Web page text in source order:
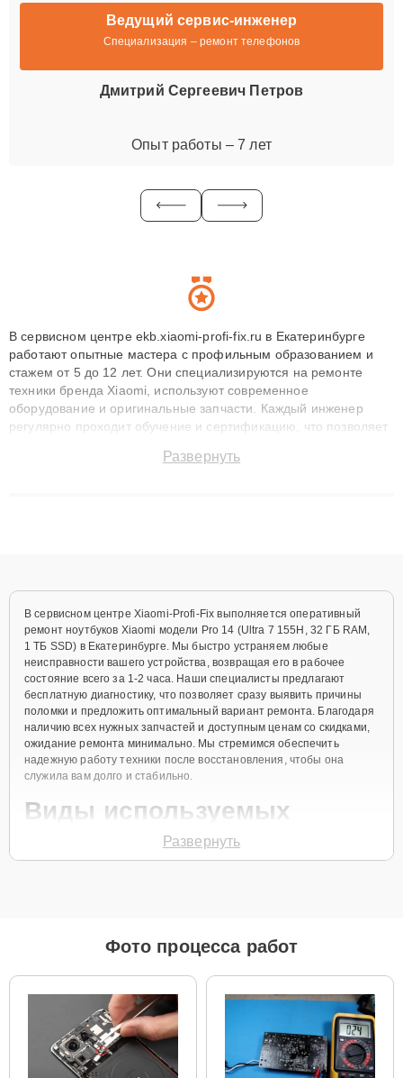
Ведущий сервис-инженер
Специализация – ремонт телефонов
Дмитрий Сергеевич Петров
Опыт работы – 7 лет
В сервисном центре ekb.xiaomi-profi-fix.ru в Екатеринбурге
работают опытные мастера с профильным образованием и
стажем от 5 до 12 лет. Они специализируются на ремонте
техники бренда Xiaomi, используют современное
оборудование и оригинальные запчасти. Каждый инженер
регулярно проходит обучение и сертификацию, что позволяет
технику с сохранением гарантии до 3 лет. Наши мастера
Развернуть
В сервисном центре Xiaomi-Profi-Fix выполняется оперативный
ремонт ноутбуков Xiaomi модели Pro 14 (Ultra 7 155H, 32 ГБ RAM,
1 ТБ SSD) в Екатеринбурге. Мы быстро устраняем любые
неисправности вашего устройства, возвращая его в рабочее
состояние всего за 1-2 часа. Наши специалисты предлагают
бесплатную диагностику, что позволяет сразу выявить причины
поломки и предложить оптимальный вариант ремонта. Благодаря
наличию всех нужных запчастей и доступным ценам со скидками,
ожидание ремонта минимально. Мы стремимся обеспечить
надежную работу техники после восстановления, чтобы она
служила вам долго и стабильно.
Виды используемых
и предпочтений.
Для новых устройств, которые планируется
использовать на долгий срок, лучшим выбором
станут оригинальные запчасти, так как они
обеспечат полную совместимость и долгий срок
службы.
Развернуть
Фото процесса работ